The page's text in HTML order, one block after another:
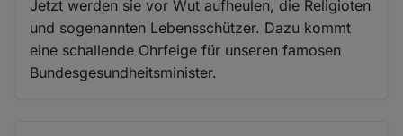
Jetzt werden sie vor Wut aufheulen, die Religioten
und sogenannten Lebensschützer. Dazu kommt
eine schallende Ohrfeige für unseren famosen
Bundesgesundheitsminister.